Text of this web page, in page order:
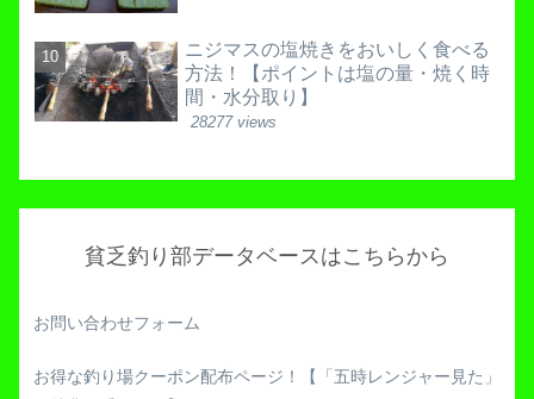
ニジマスの塩焼きをおいしく食べる
方法！【ポイントは塩の量・焼く時
間・水分取り】
28277 views
貧乏釣り部データベースはこちらから
お問い合わせフォーム
お得な釣り場クーポン配布ページ！【「五時レンジャー見た」